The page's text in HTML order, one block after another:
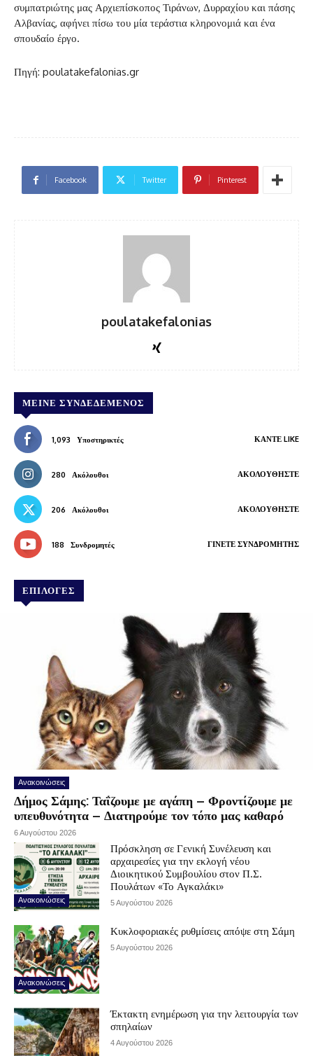
συμπατριώτης μας Αρχιεπίσκοπος Τιράνων, Δυρραχίου και πάσης
Αλβανίας, αφήνει πίσω του μία τεράστια κληρονομιά και ένα
σπουδαίο έργο.
Πηγή: poulatakefalonias.gr
Facebook Twitter Pinterest
poulatakefalonias
ΜΕΊΝΕ ΣΥΝΔΕΔΕΜΈΝΟΣ
1,093 Υποστηρικτές ΚΆΝΤΕ LIKE
280 Ακόλουθοι ΑΚΟΛΟΥΘΉΣΤΕ
206 Ακόλουθοι ΑΚΟΛΟΥΘΉΣΤΕ
188 Συνδρομητές ΓΊΝΕΤΕ ΣΥΝΔΡΟΜΗΤΉΣ
ΕΠΙΛΟΓΕΣ
Ανακοινώσεις
Δήμος Σάμης: Ταΐζουμε με αγάπη – Φροντίζουμε με
υπευθυνότητα – Διατηρούμε τον τόπο μας καθαρό
6 Αυγούστου 2026
Ανακοινώσεις
Πρόσκληση σε Γενική Συνέλευση και
αρχαιρεσίες για την εκλογή νέου
Διοικητικού Συμβουλίου στον Π.Σ.
Πουλάτων «Το Αγκαλάκι»
5 Αυγούστου 2026
Ανακοινώσεις
Κυκλοφοριακές ρυθμίσεις απόψε στη Σάμη
5 Αυγούστου 2026
Έκτακτη ενημέρωση για την λειτουργία των
σπηλαίων
4 Αυγούστου 2026